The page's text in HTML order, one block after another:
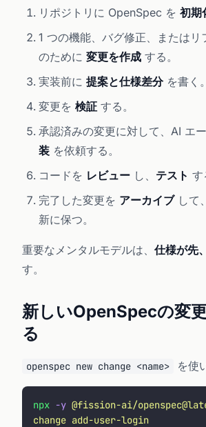
リポジトリに OpenSpec を 初期
1 つの機能、バグ修正、またはリ
のために 変更を作成 する。
実装前に 提案と仕様差分を書く。
変更を 検証 する。
承認済みの変更に対して、AI エ
装 を依頼する。
コードを レビュー し、 テスト す
完了した変更を アーカイブして
新に保つ。
重要なメンタルモデルは、 仕様が先
す。
新しいOpenSpecの変
る
openspec new change <name> を使
npx -y @fission-ai/
change add-user-login